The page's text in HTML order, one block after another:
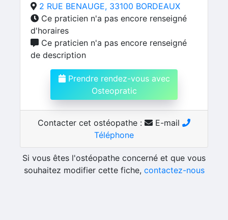
2 RUE BENAUGE, 33100 BORDEAUX
Ce praticien n'a pas encore renseigné
d'horaires
Ce praticien n'a pas encore renseigné
de description
Prendre rendez-vous avec
Osteopratic
Contacter cet ostéopathe :
E-mail
Téléphone
Si vous êtes l'ostéopathe concerné et que vous
souhaitez modifier cette fiche, contactez-nous